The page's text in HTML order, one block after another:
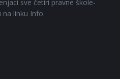
sve četiri pravne škole-
na linku Info.